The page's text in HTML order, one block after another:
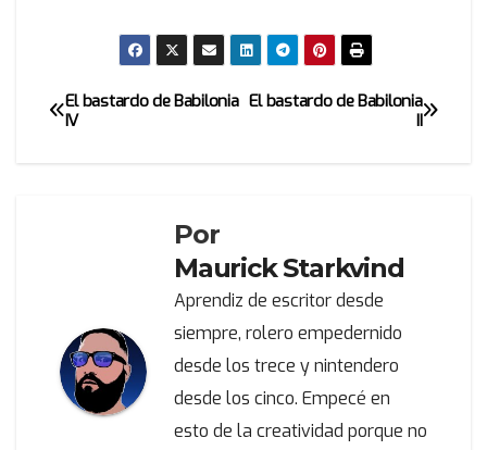
Navegación El bastardo de Babilonia
II
El bastardo de Babilonia
IV
Por
Maurick Starkvind
Aprendiz de escritor desde
siempre, rolero empedernido
desde los trece y nintendero
desde los cinco. Empecé en
esto de la creatividad porque no